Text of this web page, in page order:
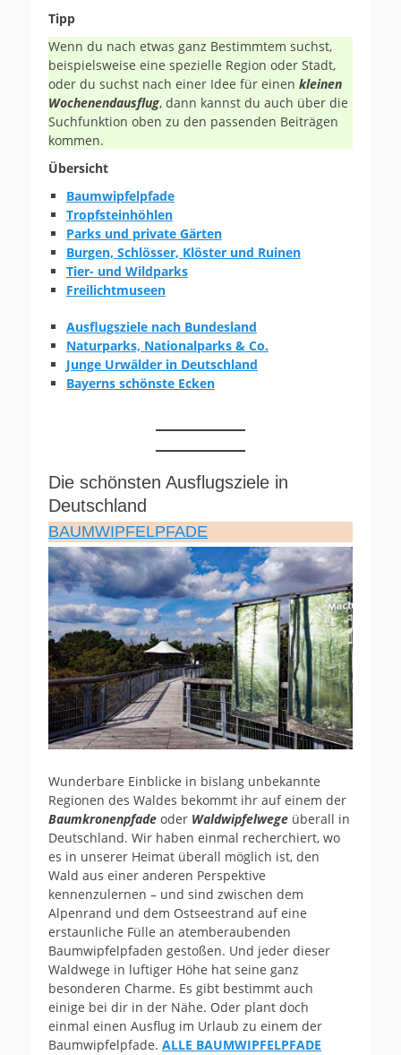
Tipp
Wenn du nach etwas ganz Bestimmtem suchst,
beispielsweise eine spezielle Region oder Stadt,
oder du suchst nach einer Idee für einen kleinen
Wochenendausflug, dann kannst du auch über die
Suchfunktion oben zu den passenden Beiträgen
kommen.
Übersicht
Baumwipfelpfade
Tropfsteinhöhlen
Parks und private Gärten
Burgen, Schlösser, Klöster und Ruinen
Tier- und Wildparks
Freilichtmuseen
Ausflugsziele nach Bundesland
Naturparks, Nationalparks & Co.
Junge Urwälder in Deutschland
Bayerns schönste Ecken
Die schönsten Ausflugsziele in
Deutschland
BAUMWIPFELPFADE
Wunderbare Einblicke in bislang unbekannte
Regionen des Waldes bekommt ihr auf einem der
Baumkronenpfade oder Waldwipfelwege überall in
Deutschland. Wir haben einmal recherchiert, wo
es in unserer Heimat überall möglich ist, den
Wald aus einer anderen Perspektive
kennenzulernen – und sind zwischen dem
Alpenrand und dem Ostseestrand auf eine
erstaunliche Fülle an atemberaubenden
Baumwipfelpfaden gestoßen. Und jeder dieser
Waldwege in luftiger Höhe hat seine ganz
besonderen Charme. Es gibt bestimmt auch
einige bei dir in der Nähe. Oder plant doch
einmal einen Ausflug im Urlaub zu einem der
Baumwipfelpfade. ALLE BAUMWIPFELPFADE